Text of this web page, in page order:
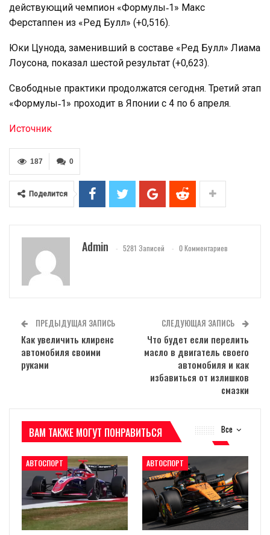
действующий чемпион «Формулы‑1» Макс
Ферстаппен из «Ред Булл» (+0,516).
Юки Цунода, заменивший в составе «Ред Булл» Лиама
Лоусона, показал шестой результат (+0,623).
Свободные практики продолжатся сегодня. Третий этап
«Формулы‑1» проходит в Японии с 4 по 6 апреля.
Источник
0
187
Поделится
Admin 5281 Записей 0 Комментариев
ПРЕДЫДУЩАЯ ЗАПИСЬ
Как увеличить клиренс
автомобиля своими
руками
СЛЕДУЮЩАЯ ЗАПИСЬ
Что будет если перелить
масло в двигатель своего
автомобиля и как
избавиться от излишков
смазки
Все
ВАМ ТАКЖЕ МОГУТ ПОНРАВИТЬСЯ
АВТОСПОРТ АВТОСПОРТ